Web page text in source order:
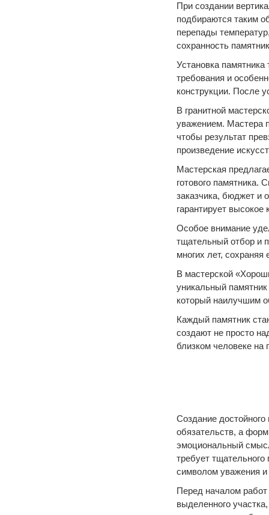
При создании
подбираются таким
перепады
сохранность
Установка
требования и
конструкции. После
В гранитной
уважением. Мастера
чтобы результат
произведение
Мастерская
готового памятника.
заказчика, бюджет и
гарантирует высокое
Особое внимание
тщательный отбор и
многих лет,
В мастерской
уникальный
который наилучшим
Каждый памятник
создают не просто
близком человеке на
Создание
обязательств, а
эмоциональный
требует
символом уважения
Перед началом
выделенного